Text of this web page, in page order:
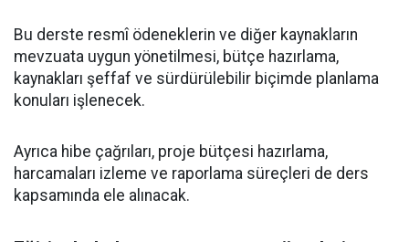
Bu derste resmî ödeneklerin ve diğer kaynakların
mevzuata uygun yönetilmesi, bütçe hazırlama,
kaynakları şeffaf ve sürdürülebilir biçimde planlama
konuları işlenecek.
Ayrıca hibe çağrıları, proje bütçesi hazırlama,
harcamaları izleme ve raporlama süreçleri de ders
kapsamında ele alınacak.